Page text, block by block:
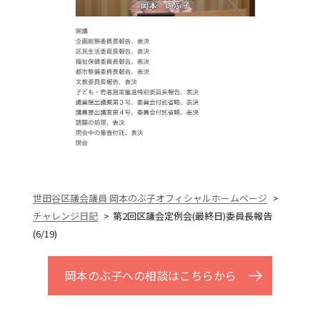
世田谷区議会議員 岡本のぶ子オフィシャルホームページ
チャレンジ日記
第2回区議会定例会(最終日)委員長報告
(6/19)
岡本のぶ子への相談はこちらから